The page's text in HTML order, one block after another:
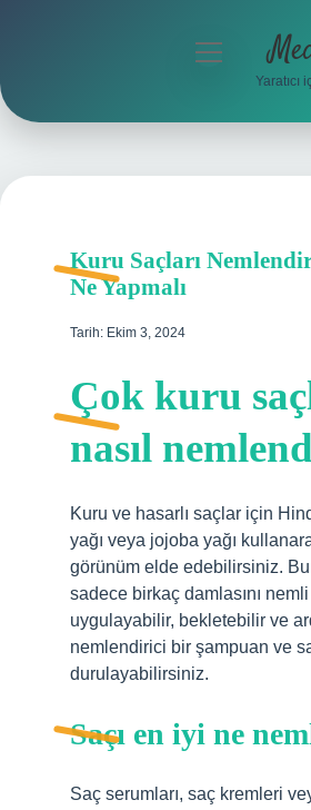
Hakkımızda
menüyü
Kuru Saçları
Ne Yapmalı
Tarih: Ekim 3, 2024
Çok kuru
nasıl
Kuru ve hasarlı saçlar için
yağı veya jojoba yağı
görünüm elde edebilirsiniz.
sadece birkaç damlasını nemli
uygulayabilir, bekletebilir ve
nemlendirici bir şampuan ve
durulayabilirsiniz.
Saçı en iyi ne
Saç serumları, saç kremleri